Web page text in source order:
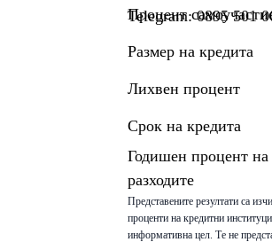
Telegram: 0895 501
Процент
Размер на кредита
Лихвен процент
Срок на кредита
Годишен процент на
разходите
Представените резултати са
проценти на кредитни
информативна цел. Те не